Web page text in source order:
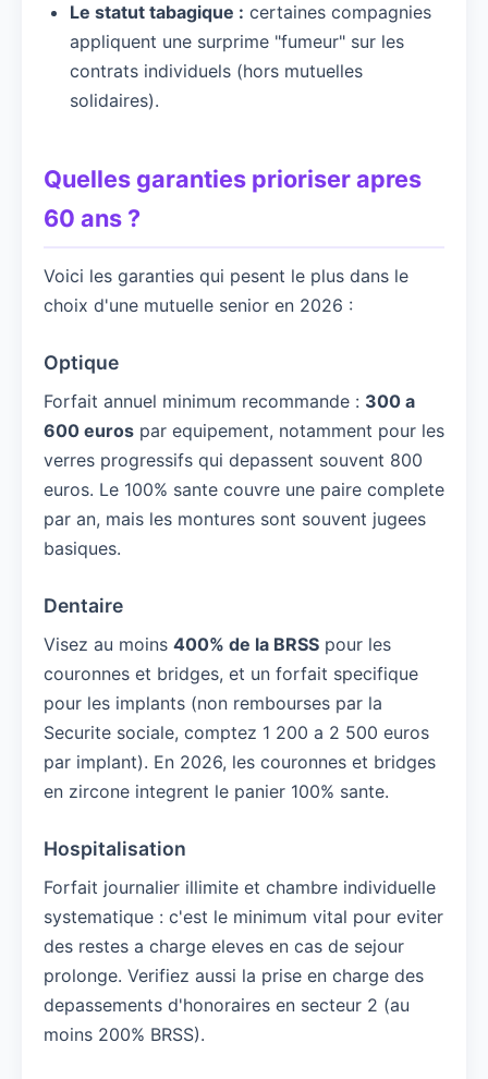
Le statut tabagique : certaines compagnies
appliquent une surprime "fumeur" sur les
contrats individuels (hors mutuelles
solidaires).
Quelles garanties prioriser apres
60 ans ?
Voici les garanties qui pesent le plus dans le
choix d'une mutuelle senior en 2026 :
Optique
Forfait annuel minimum recommande : 300 a
600 euros par equipement, notamment pour les
verres progressifs qui depassent souvent 800
euros. Le 100% sante couvre une paire complete
par an, mais les montures sont souvent jugees
basiques.
Dentaire
Visez au moins 400% de la BRSS pour les
couronnes et bridges, et un forfait specifique
pour les implants (non rembourses par la
Securite sociale, comptez 1 200 a 2 500 euros
par implant). En 2026, les couronnes et bridges
en zircone integrent le panier 100% sante.
Hospitalisation
Forfait journalier illimite et chambre individuelle
systematique : c'est le minimum vital pour eviter
des restes a charge eleves en cas de sejour
prolonge. Verifiez aussi la prise en charge des
depassements d'honoraires en secteur 2 (au
moins 200% BRSS).